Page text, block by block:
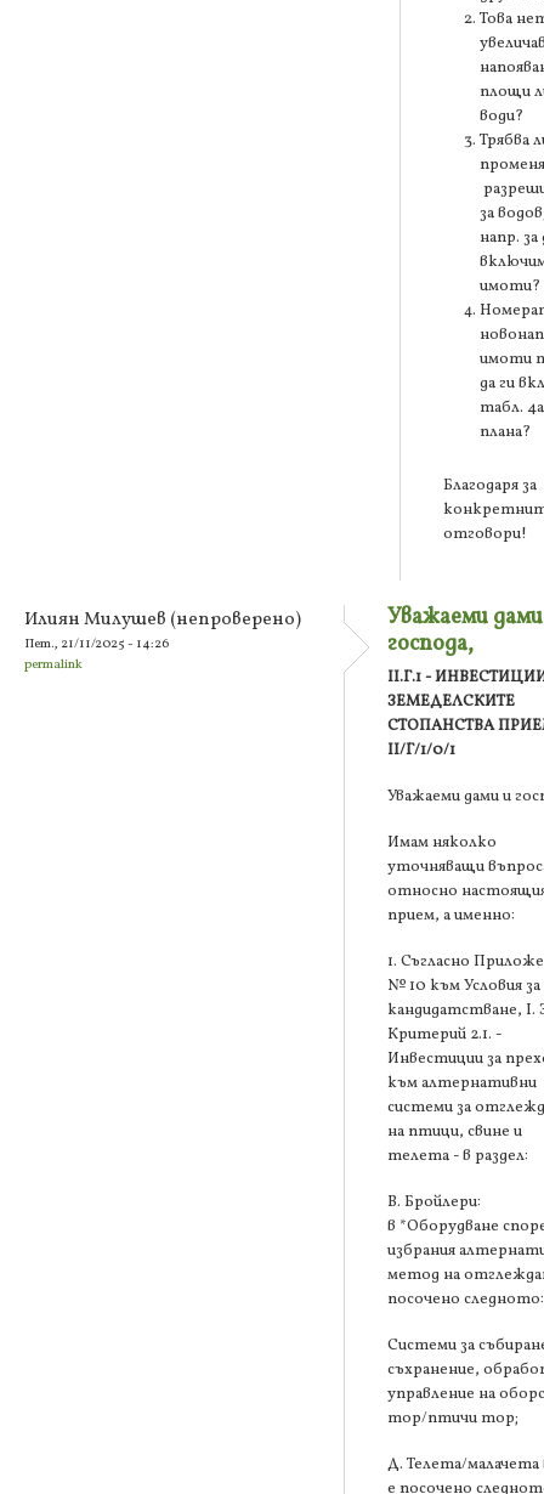
Това
площи
води?
Трябва
за
напр. за
имоти?
имоти
да ги
табл.
плана?
Благодаря за
отговори!
Илиян Милушев (непроверено)
Пет., 21/11/2025 - 14:26
permalink
Уважаеми
господа,
II.Г.1 -
ЗЕМЕДЕЛСКИТЕ
СТОПАНСТВА
II/Г/1/0/1
Уважаеми дами и
Имам няколко
уточняващи
относно
прием, а именно:
1. Съгласно
№ 10 към Условия за
кандидатстване, І.
Критерий 2.1. -
Инвестиции за
към алтернативни
системи за
на птици, свине и
телета - в раздел:
В. Бройлери:
в *Оборудване
избрания
метод на
посочено
Системи за
съхранение,
управление на
тор/птичи тор;
Д. Телета/малачета
е посочено